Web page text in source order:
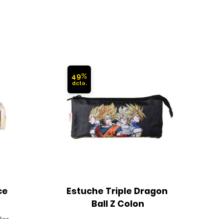
49%
Estuche Triple Dragon
Ball Z Colon